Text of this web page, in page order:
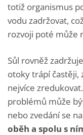
totiž organismus
vodu zadržovat,
rozvoji poté může
Sůl rovněž
otoky trápí častěji,
nejvíce
problémů může
nebo zvedání se
oběh a spolu s